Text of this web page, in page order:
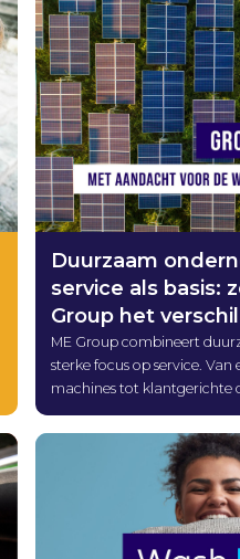
Duurzaam
service als basis:
Group het verschil
ME Group combineert
sterke focus op service. Van
machines tot klantgerichte
én eindgebruikers.